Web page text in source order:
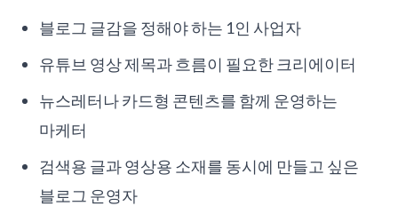
블로그 글감을 정해야 하는 1인 사업자
유튜브 영상 제목과 흐름이 필요한 크리에이터
뉴스레터나 카드형 콘텐츠를 함께 운영하는
마케터
검색용 글과 영상용 소재를 동시에 만들고 싶은
블로그 운영자